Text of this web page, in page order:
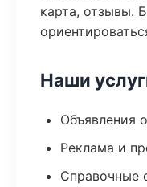
карта, отзывы.
Наши
Объявления
Реклама и
Справочные